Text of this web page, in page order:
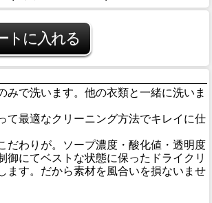
みで洗います。他の衣類と一緒に洗いま
て最適なクリーニング方法でキレイに仕
だわりが。ソープ濃度・酸化値・透明度
御にてベストな状態に保ったドライクリ
ます。だから素材を風合いを損ないませ